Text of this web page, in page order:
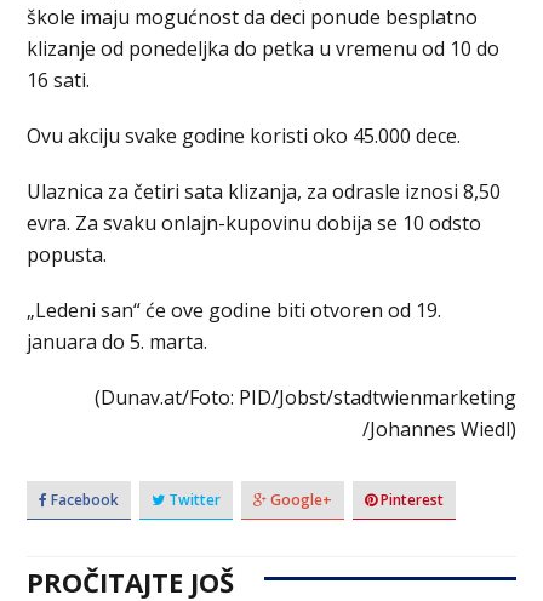
škole imaju mogućnost da deci ponude besplatno
klizanje od ponedeljka do petka u vremenu od 10 do
16 sati.
Ovu akciju svake godine koristi oko 45.000 dece.
Ulaznica za četiri sata klizanja, za odrasle iznosi 8,50
evra. Za svaku onlajn-kupovinu dobija se 10 odsto
popusta.
„Ledeni san“ će ove godine biti otvoren od 19.
januara do 5. marta.
(Dunav.at/Foto: PID/Jobst/stadtwienmarketing
/Johannes Wiedl)
Facebook Twitter Google+ Pinterest
PROČITAJTE JOŠ